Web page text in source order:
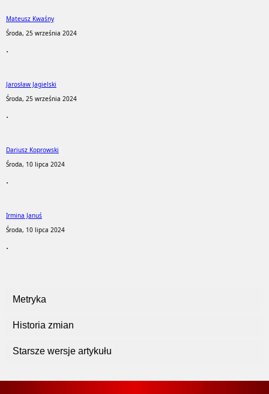
Mateusz Kwaśny
Środa, 25 września 2024
.
Jarosław Jagielski
Środa, 25 września 2024
.
Dariusz Koprowski
Środa, 10 lipca 2024
.
Irmina Januś
Środa, 10 lipca 2024
.
Metryka
Historia zmian
Starsze wersje artykułu